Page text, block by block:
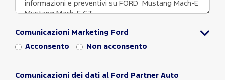
Comunicazioni Marketing Ford
Acconsento Non acconsento
Comunicazioni dei dati al Ford Partner Auto